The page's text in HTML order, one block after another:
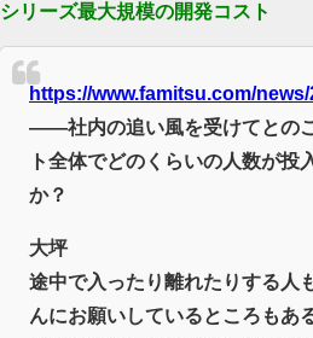
シリーズ最大規模の開発コスト
https://www.famitsu.com/news/
――社内の追い風を受けてとの
ト全体でどのくらいの人数が投
か？
大坪
途中で入ったり離れたりする人
んにお願いしているところもあ